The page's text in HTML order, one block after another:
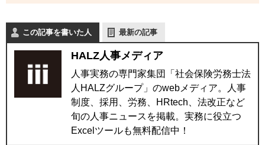
この記事を書いた人 最新の記事
HALZ人事メディア
人事実務の専門家集団「社会保険労務士法
人HALZグループ」のwebメディア。人事
制度、採用、労務、HRtech、法改正など
旬の人事ニュースを掲載。実務に役立つ
Excelツールも無料配信中！